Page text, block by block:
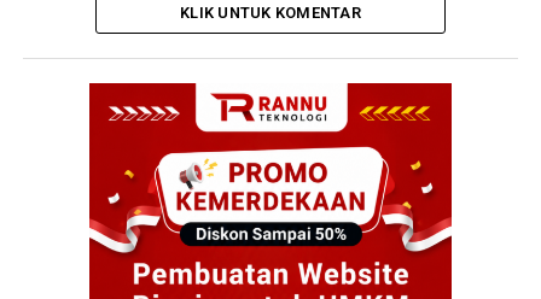
KLIK UNTUK KOMENTAR